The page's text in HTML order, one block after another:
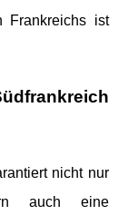
Frankreichs ist
nicht nur
auch eine